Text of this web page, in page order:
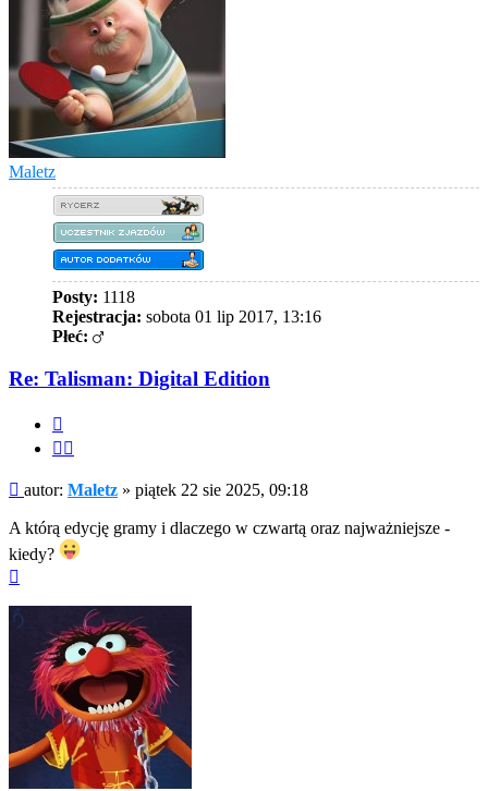
Maletz
Posty: 1118
Rejestracja: sobota 01 lip 2017, 13:16
Płeć:
Re: Talisman: Digital Edition
Post
autor: Maletz » piątek 22 sie 2025, 09:18
A którą edycję gramy i dlaczego w czwartą oraz najważniejsze -
kiedy?